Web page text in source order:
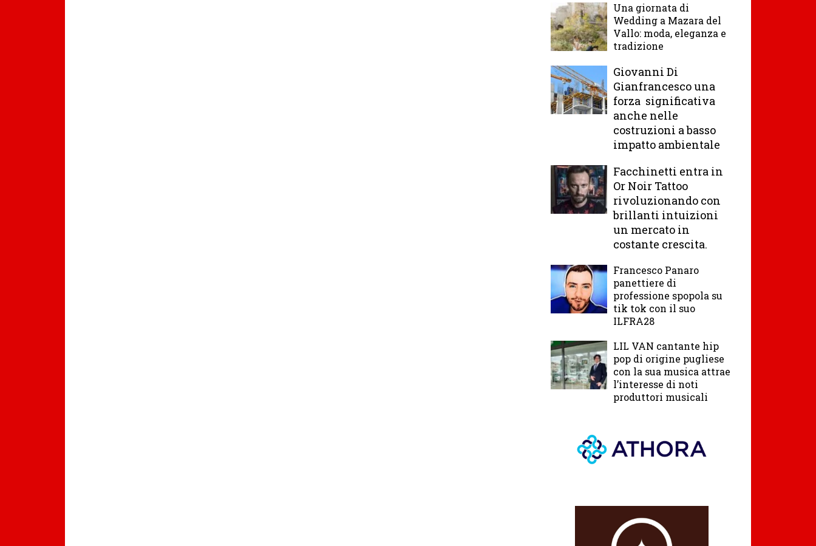
Una giornata di
Wedding a Mazara del
Vallo: moda, eleganza e
tradizione
Giovanni Di
Gianfrancesco una
forza significativa
anche nelle
costruzioni a basso
impatto ambientale
Facchinetti entra in
Or Noir Tattoo
rivoluzionando con
brillanti intuizioni
un mercato in
costante crescita.
Francesco Panaro
panettiere di
professione spopola su
tik tok con il suo
ILFRA28
LIL VAN cantante hip
pop di origine pugliese
con la sua musica attrae
l’interesse di noti
produttori musicali